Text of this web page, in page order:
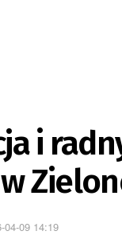
i
04-09 14:19